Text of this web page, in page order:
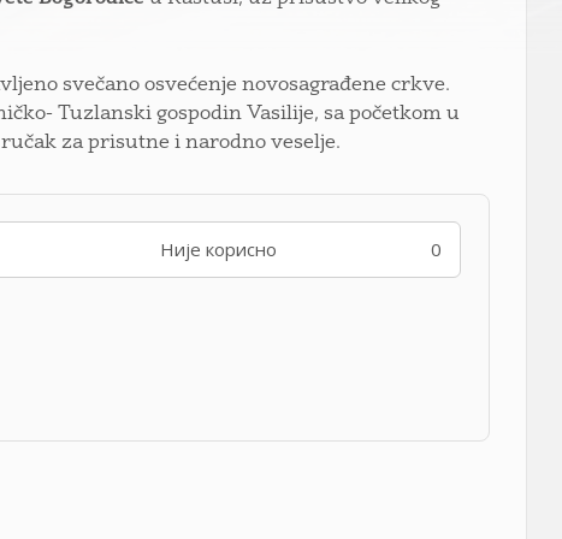
svečano osvećenje novosagrađene crkve.
Tuzlanski gospodin Vasilije, sa početkom u
za prisutne i narodno veselje.
Није корисно 0